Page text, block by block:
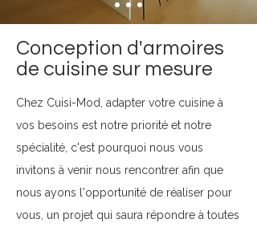
Conception d'armoires
de cuisine sur mesure
​​Chez Cuisi-Mod, adapter votre cuisine à
vos besoins est notre priorité et notre
spécialité, c'est pourquoi nous vous
invitons à venir nous rencontrer afin que
nous ayons l'opportunité de réaliser pour
vous, un projet qui saura répondre à toutes